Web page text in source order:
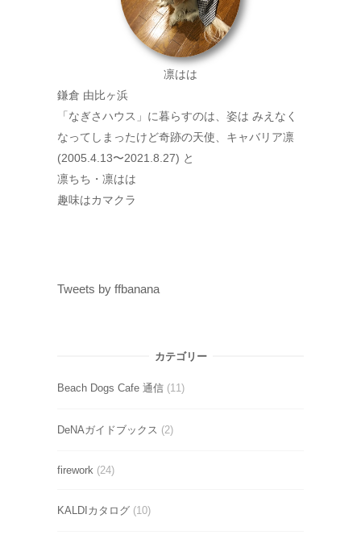
凛はは
鎌倉 由比ヶ浜
「なぎさハウス」に暮らすのは、姿は みえなく
なってしまったけど奇跡の天使、キャバリア凛
(2005.4.13〜2021.8.27) と
凛ちち・凛はは
趣味はカマクラ
Tweets by ffbanana
カテゴリー
Beach Dogs Cafe 通信 (11)
DeNAガイドブックス (2)
firework (24)
KALDIカタログ (10)